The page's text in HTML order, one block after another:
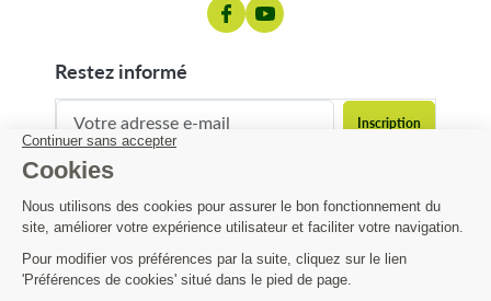
restez informé
contact@matijardin.fr 04 81 120 120
Matijardin